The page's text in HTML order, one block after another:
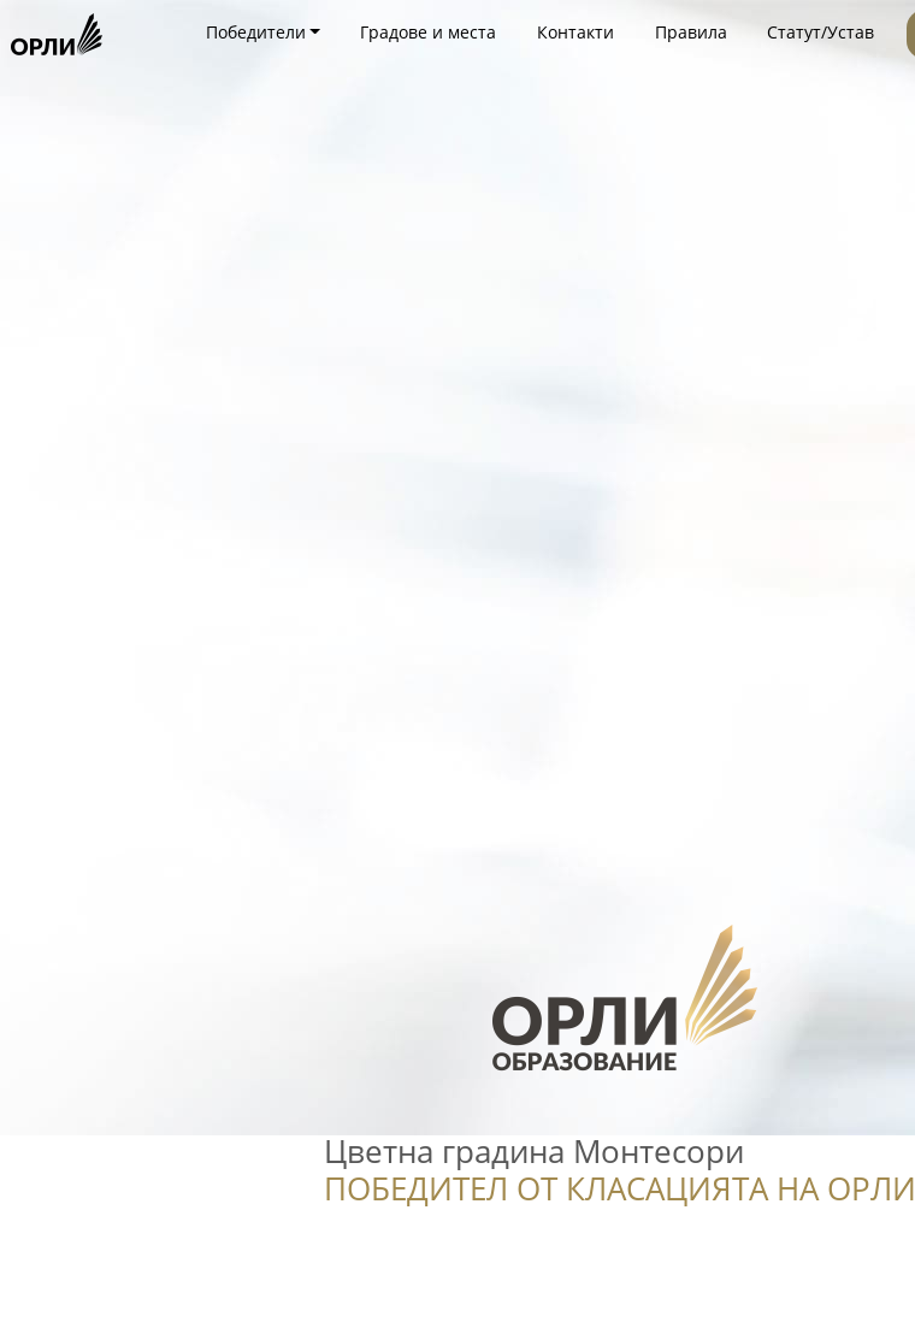
Победители Градове и места Контакти Правила Статут/Устав
Цветна градина Монтесори
ПОБЕДИТЕЛ ОТ КЛАСАЦИЯТА НА ОРЛИ